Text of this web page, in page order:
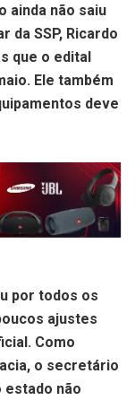
ainda não saiu
da SSP, Ricardo
que o edital
Ele também
deve
por todos os
ajustes
Como
o secretário
estado não